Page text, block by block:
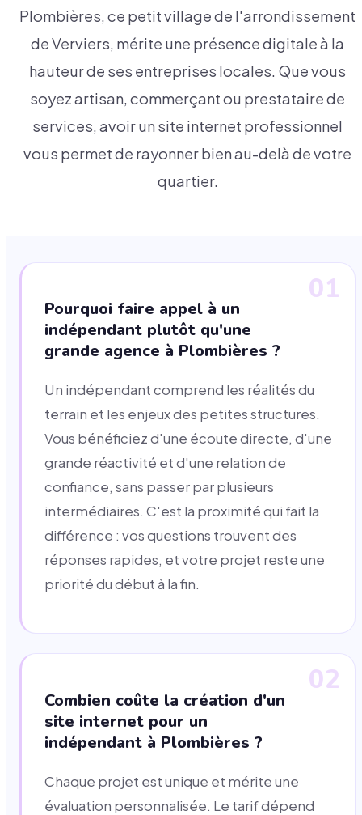
Plombières, ce petit village de l'arrondissement
de Verviers, mérite une présence digitale à la
hauteur de ses entreprises locales. Que vous
soyez artisan, commerçant ou prestataire de
services, avoir un site internet professionnel
vous permet de rayonner bien au-delà de votre
quartier.
01
Pourquoi faire appel à un
indépendant plutôt qu'une
grande agence à Plombières ?
Un indépendant comprend les réalités du
terrain et les enjeux des petites structures.
Vous bénéficiez d'une écoute directe, d'une
grande réactivité et d'une relation de
confiance, sans passer par plusieurs
intermédiaires. C'est la proximité qui fait la
différence : vos questions trouvent des
réponses rapides, et votre projet reste une
priorité du début à la fin.
02
Combien coûte la création d'un
site internet pour un
indépendant à Plombières ?
Chaque projet est unique et mérite une
évaluation personnalisée. Le tarif dépend